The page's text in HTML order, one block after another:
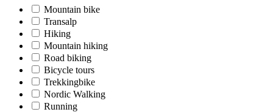
Mountain bike
Transalp
Hiking
Mountain hiking
Road biking
Bicycle tours
Trekkingbike
Nordic Walking
Running